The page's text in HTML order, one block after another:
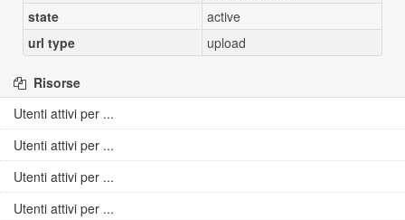
state
active
url type
upload
Risorse
Utenti attivi per ...
Utenti attivi per ...
Utenti attivi per ...
Utenti attivi per ...